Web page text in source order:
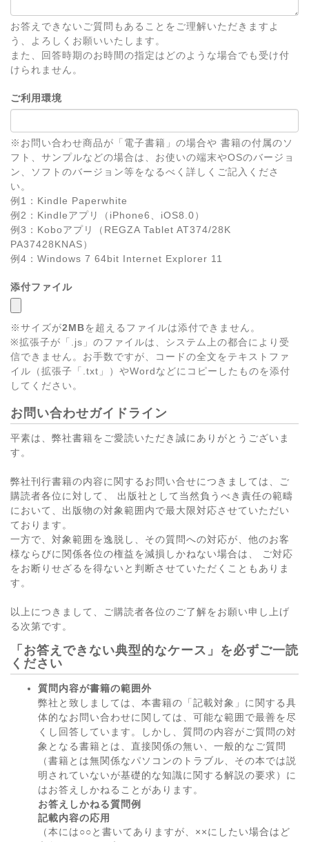
お答えできないご質問もあることをご理解いただきますよ
う、よろしくお願いいたします。
また、回答時期のお時間の指定はどのような場合でも受け付
けられません。
ご利用環境
※お問い合わせ商品が「電子書籍」の場合や 書籍の付属のソ
フト、サンプルなどの場合は、お使いの端末やOSのバージョ
ン、ソフトのバージョン等をなるべく詳しくご記入くださ
い。
例1：Kindle Paperwhite
例2：Kindleアプリ（iPhone6、iOS8.0）
例3：Koboアプリ（REGZA Tablet AT374/28K
PA37428KNAS）
例4：Windows 7 64bit Internet Explorer 11
添付ファイル
※サイズが2MBを超えるファイルは添付できません。
※拡張子が「.js」のファイルは、システム上の都合により受
信できません。お手数ですが、コードの全文をテキストファ
イル（拡張子「.txt」）やWordなどにコピーしたものを添付
してください。
お問い合わせガイドライン
平素は、弊社書籍をご愛読いただき誠にありがとうございま
す。
弊社刊行書籍の内容に関するお問い合せにつきましては、ご
購読者各位に対して、 出版社として当然負うべき責任の範疇
において、出版物の対象範囲内で最大限対応させていただい
ております。
一方で、対象範囲を逸脱し、その質問への対応が、他のお客
様ならびに関係各位の権益を減損しかねない場合は、 ご対応
をお断りせざるを得ないと判断させていただくこともありま
す。
以上につきまして、ご購読者各位のご了解をお願い申し上げ
る次第です。
「お答えできない典型的なケース」を必ずご一読
ください
質問内容が書籍の範囲外
弊社と致しましては、本書籍の「記載対象」に関する具
体的なお問い合わせに関しては、可能な範囲で最善を尽
くし回答しています。しかし、質問の内容がご質問の対
象となる書籍とは、直接関係の無い、一般的なご質問
（書籍とは無関係なパソコンのトラブル、その本では説
明されていないが基礎的な知識に関する解説の要求）に
はお答えしかねることがあります。
お答えしかねる質問例
記載内容の応用
（本には○○と書いてありますが、××にしたい場合はど